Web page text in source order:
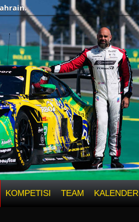
KOMPETISI TEAM KALENDER